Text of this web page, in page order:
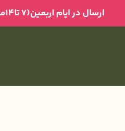
ارسال در ایام اربعین(۷ تا۱۴مرداد) انجام نمی‌شود